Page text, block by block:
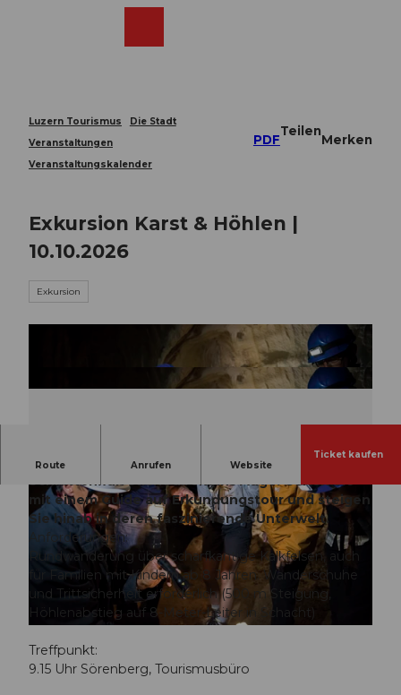
Luzern Tourismus
Die Stadt
Veranstaltungen
Veranstaltungskalender
PDF
Teilen
Merken
Exkursion Karst & Höhlen |
10.10.2026
Exkursion
o
f
f
e
r
Route Anrufen Website
Ticket kaufen
Das strahlend weisse Karrenfeld der
Schrattenfluh sticht direkt ins Auge. Gehen Sie
mit einem Guide auf Erkundungstour und steigen
Sie hinab in deren faszinierende Unterwelt.
Anforderungen:
Rundwanderung über scharfkantige Kalkfelsen, auch
für Familien mit Kindern ab 8 Jahren. Wanderschuhe
und Trittsicherheit erforderlich (500 m Steigung,
Höhlenabstieg auf 8-Meter-Leiter in Schacht)
Treffpunkt:
9.15 Uhr Sörenberg, Tourismusbüro